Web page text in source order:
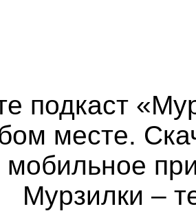
подкаст
месте.
мобильное
Мурзилки –